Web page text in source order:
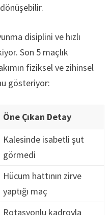
disiplini ve hızlı
Son 5 maçlık
fiziksel ve zihinsel
gösteriyor:
Öne Çıkan Detay
Kalesinde isabetli şut
görmedi
Hücum hattının zirve
yaptığı maç
Rotasyonlu kadroyla